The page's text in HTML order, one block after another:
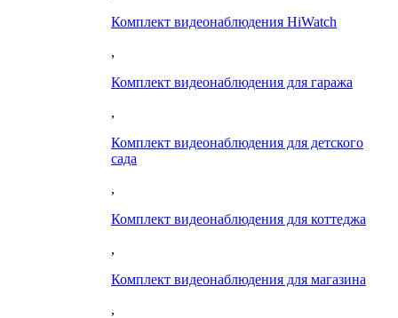
Комплект видеонаблюдения HiWatch
,
Комплект видеонаблюдения для гаража
,
Комплект видеонаблюдения для детского
сада
,
Комплект видеонаблюдения для коттeджа
,
Комплект видеонаблюдения для магазина
,